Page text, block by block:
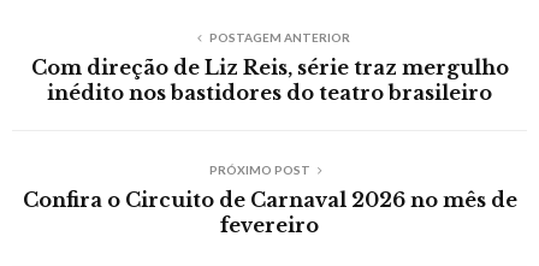
POSTAGEM ANTERIOR
Com direção de Liz Reis, série traz mergulho
inédito nos bastidores do teatro brasileiro
PRÓXIMO POST
Confira o Circuito de Carnaval 2026 no mês de
fevereiro